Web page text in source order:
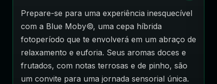
Prepare-se para uma experiência inesquecível
com a Blue Moby©, uma cepa híbrida
fotoperíodo que te envolverá em um abraço de
relaxamento e euforia. Seus aromas doces e
frutados, com notas terrosas e de pinho, são
um convite para uma jornada sensorial única.